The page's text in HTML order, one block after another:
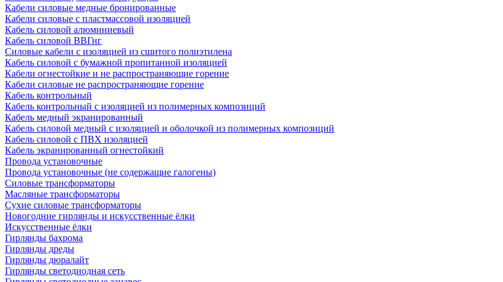
Кабели силовые медные бронированные
Кабели силовые с пластмассовой изоляцией
Кабель силовой алюминиевый
Кабель силовой ВВГнг
Силовые кабели с изоляцией из сшитого полиэтилена
Кабель силовой с бумажной пропитанной изоляцией
Кабели огнестойкие и не распространяющие горение
Кабели силовые не распространяющие горение
Кабель контрольный
Кабель контрольный с изоляцией из полимерных композиций
Кабель медный экранированный
Кабель силовой медный с изоляцией и оболочкой из полимерных композиций
Кабель силовой с ПВХ изоляцией
Кабель экранированный огнестойкий
Провода установочные
Провода установочные (не содержащие галогены)
Силовые трансформаторы
Масляные трансформаторы
Сухие силовые трансформаторы
Новогодние гирлянды и искусственные ёлки
Искусственные ёлки
Гирлянды бахрома
Гирлянды дреды
Гирлянды дюралайт
Гирлянды светодиодная сеть